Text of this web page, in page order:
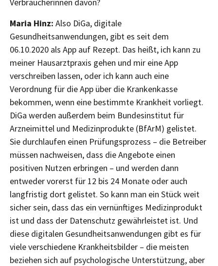
Maria Hinz: Also DiGa, digitale
Gesundheitsanwendungen, gibt es seit dem
06.10.2020 als App auf Rezept. Das heißt, ich kann zu
meiner Hausarztpraxis gehen und mir eine App
verschreiben lassen, oder ich kann auch eine
Verordnung für die App über die Krankenkasse
bekommen, wenn eine bestimmte Krankheit vorliegt.
DiGa werden außerdem beim Bundesinstitut für
Arzneimittel und Medizinprodukte (BfArM) gelistet.
Sie durchlaufen einen Prüfungsprozess – die Betreiber
müssen nachweisen, dass die Angebote einen
positiven Nutzen erbringen – und werden dann
entweder vorerst für 12 bis 24 Monate oder auch
langfristig dort gelistet. So kann man ein Stück weit
sicher sein, dass das ein vernünftiges Medizinprodukt
ist und dass der Datenschutz gewährleistet ist. Und
diese digitalen Gesundheitsanwendungen gibt es für
viele verschiedene Krankheitsbilder – die meisten
beziehen sich auf psychologische Unterstützung, aber